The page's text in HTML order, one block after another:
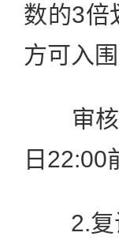
数的3倍
方可入
审核
日22:00
2.复